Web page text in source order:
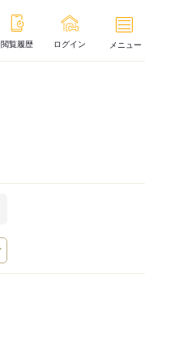
閲覧履歴 ログイン メニュー